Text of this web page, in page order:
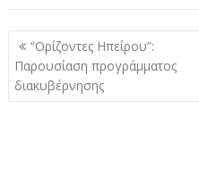
Πλοήγηση
άρθρων
“Ορίζοντες Ηπείρου”:
Παρουσίαση προγράμματος
διακυβέρνησης